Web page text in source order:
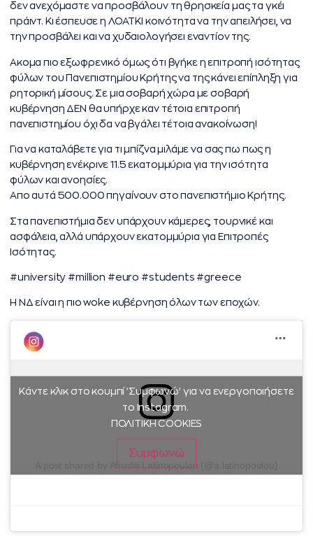
δεν ανεχόμαστε να προσβάλουν τη θρησκεία μας τα γκέι
πράιντ. Κι έσπευσε η ΛΟΑΤΚΙ κοινότητα να την απειλήσει, να
την προσβάλει και να χυδαιολογήσει εναντίον της.
Ακομα πιο εξωφρενικό όμως ότι βγήκε η επιτροπή ισότητας
φύλων του Πανεπιστημίου Κρήτης να της κάνει επίπληξη για
ρητορική μίσους. Σε μια σοβαρή χώρα με σοβαρή
κυβέρνηση ΔΕΝ θα υπήρχε καν τέτοια επιτροπή
πανεπιστημίου όχι δα να βγάλει τέτοια ανακοίνωση!
Για να καταλάβετε για τι μπίζνα μιλάμε να σας πω πως η
κυβέρνηση ενέκρινε 11.5 εκατομμύρια για την ισότητα
φύλων και ανοησίες.
Απο αυτά 500.000 πηγαίνουν στο πανεπιστήμιο Κρήτης.
Στα πανεπιστήμια δεν υπάρχουν κάμερες, τουρνικέ και
ασφάλεια, αλλά υπάρχουν εκατομμύρια για Επιτροπές
Ισότητας.
#university #million #euro #students #greece
Η ΝΔ είναι η πιο woke κυβέρνηση όλων των εποχών.
A post shared by Afroditi Latinopoulou (@a.latinopoulou)
Κάντε κλικ στο κουμπί 'Συμφωνώ' για να ενεργοποιήσετε
το Instagram.
ΠΟΛΙΤΙΚΗ COOKIES
Συμφωνώ